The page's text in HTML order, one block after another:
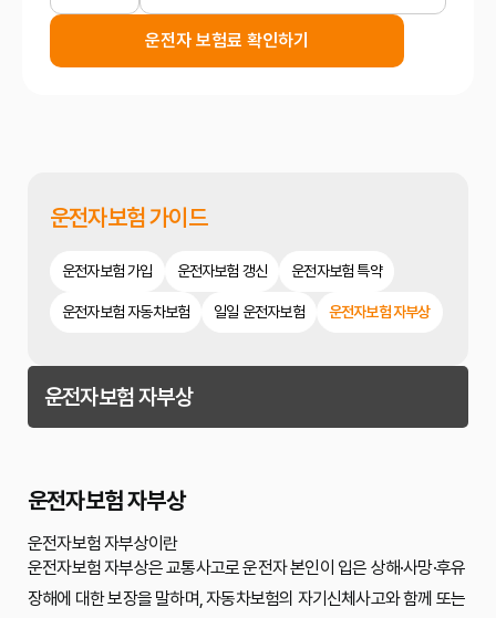
운전자 보험료 확인하기
운전자보험 가이드
운전자보험 가입 운전자보험 갱신 운전자보험 특약
운전자보험 자동차보험 일일 운전자보험 운전자보험 자부상
운전자보험 자부상
운전자보험 자부상
운전자보험 자부상이란
운전자보험 자부상은 교통사고로 운전자 본인이 입은 상해·사망·후유
장해에 대한 보장을 말하며, 자동차보험의 자기신체사고와 함께 또는